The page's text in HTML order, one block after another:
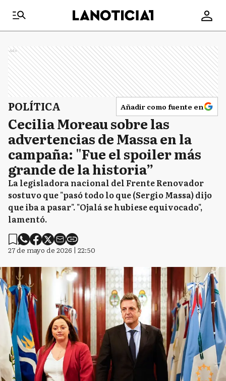
Ads
POLÍTICA Añadir como fuente en
Cecilia Moreau sobre las
advertencias de Massa en la
campaña: "Fue el spoiler más
grande de la historia”
La legisladora nacional del Frente Renovador
sostuvo que "pasó todo lo que (Sergio Massa) dijo
que iba a pasar". "Ojalá se hubiese equivocado",
lamentó.
27 de mayo de 2026 | 22:50